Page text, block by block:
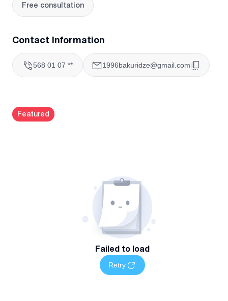
Free consultation
Contact Information
568 01 07 ** 1996bakuridze@gmail.com
Featured
Failed to load
Retry